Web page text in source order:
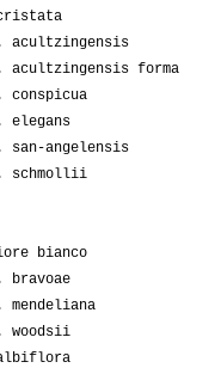
acultzingensis
acultzingensis forma
conspicua
elegans
san-angelensis
schmollii
bianco
bravoae
mendeliana
woodsii